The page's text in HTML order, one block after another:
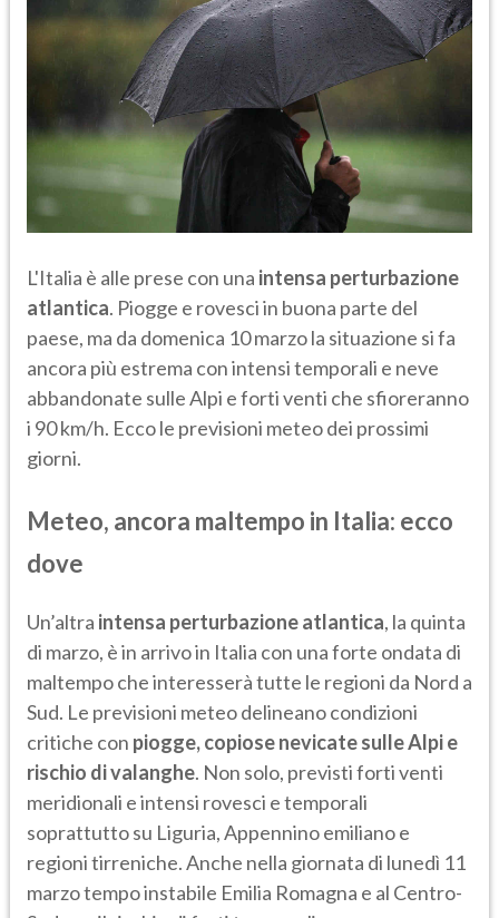
L'Italia è alle prese con una intensa perturbazione
atlantica. Piogge e rovesci in buona parte del
paese, ma da domenica 10 marzo la situazione si fa
ancora più estrema con intensi temporali e neve
abbandonate sulle Alpi e forti venti che sfioreranno
i 90 km/h. Ecco le previsioni meteo dei prossimi
giorni.
Meteo, ancora maltempo in Italia: ecco
dove
Un’altra intensa perturbazione atlantica, la quinta
di marzo, è in arrivo in Italia con una forte ondata di
maltempo che interesserà tutte le regioni da Nord a
Sud. Le previsioni meteo delineano condizioni
critiche con piogge, copiose nevicate sulle Alpi e
rischio di valanghe. Non solo, previsti forti venti
meridionali e intensi rovesci e temporali
soprattutto su Liguria, Appennino emiliano e
regioni tirreniche. Anche nella giornata di lunedì 11
marzo tempo instabile Emilia Romagna e al Centro-